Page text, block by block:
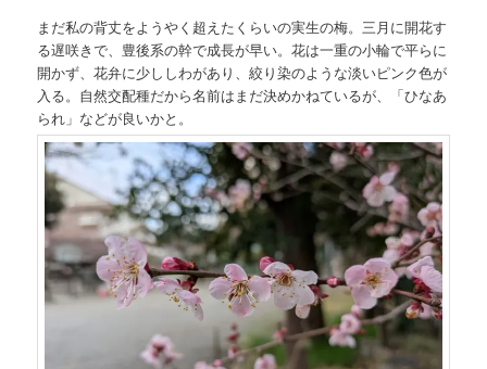
まだ私の背丈をようやく超えたくらいの実生の梅。三月に開花す
る遅咲きで、豊後系の幹で成長が早い。花は一重の小輪で平らに
開かず、花弁に少ししわがあり、絞り染のような淡いピンク色が
入る。自然交配種だから名前はまだ決めかねているが、「ひなあ
られ」などが良いかと。